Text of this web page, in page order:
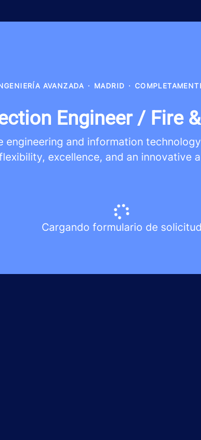
AVANZADA · MADRID ·
Engineer / Fire
engineering and information
excellence, and an innovative
Cargando formulario de solicitud